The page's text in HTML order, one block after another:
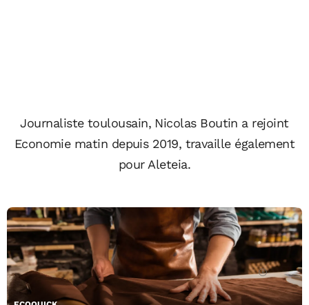
Journaliste toulousain, Nicolas Boutin a rejoint
Economie matin depuis 2019, travaille également
pour Aleteia.
15/09/20